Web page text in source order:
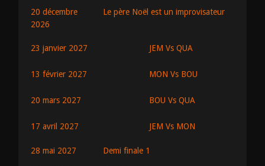
20 décembre
2026
Le père Noël est un improvisateur
23 janvier 2027 JEM Vs QUA
13 février 2027 MON Vs BOU
20 mars 2027 BOU Vs QUA
17 avril 2027 JEM Vs MON
28 mai 2027 Demi finale 1